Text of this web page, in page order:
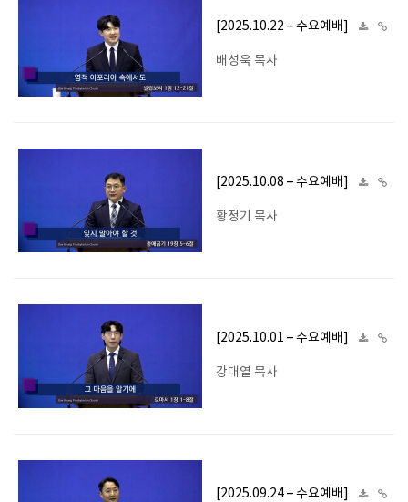
[2025.10.22 – 수요예배]
배성욱 목사
[2025.10.08 – 수요예배]
황정기 목사
[2025.10.01 – 수요예배]
강대열 목사
[2025.09.24 – 수요예배]